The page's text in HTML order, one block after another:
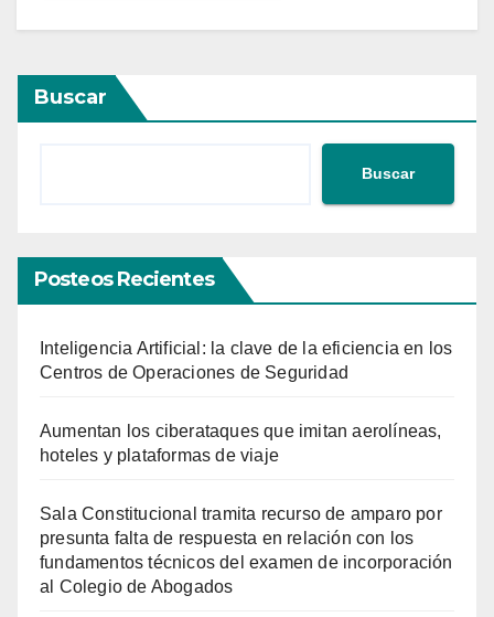
Buscar
Buscar
Posteos Recientes
Inteligencia Artificial: la clave de la eficiencia en los
Centros de Operaciones de Seguridad
Aumentan los ciberataques que imitan aerolíneas,
hoteles y plataformas de viaje
Sala Constitucional tramita recurso de amparo por
presunta falta de respuesta en relación con los
fundamentos técnicos del examen de incorporación
al Colegio de Abogados